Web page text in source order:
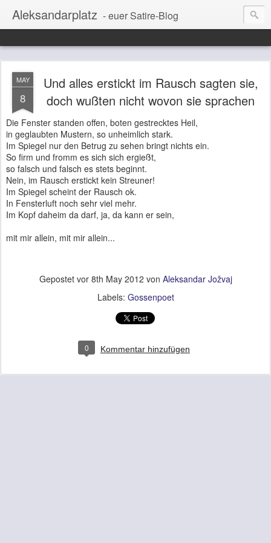
Aleksandarplatz - euer Satire-Blog
MAY
8
Und alles erstickt im Rausch sagten sie,
doch wußten nicht wovon sie sprachen
Die Fenster standen offen, boten gestrecktes Heil,
in geglaubten Mustern, so unheimlich stark.
Im Spiegel nur den Betrug zu sehen bringt nichts ein.
So firm und fromm es sich sich ergießt,
so falsch und falsch es stets beginnt.
Nein, im Rausch erstickt kein Streuner!
Im Spiegel scheint der Rausch ok.
In Fensterluft noch sehr viel mehr.
Im Kopf daheim da darf, ja, da kann er sein,
mit mir allein, mit mir allein...
Gepostet vor 8th May 2012 von Aleksandar Jožvaj
Labels: Gossenpoet
0 Kommentar hinzufügen